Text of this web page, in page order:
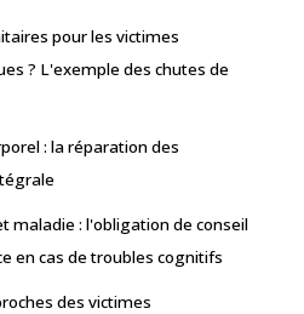
pour les victimes
? L'exemple des chutes de
: la réparation des
maladie : l'obligation de conseil
en cas de troubles cognitifs
des victimes